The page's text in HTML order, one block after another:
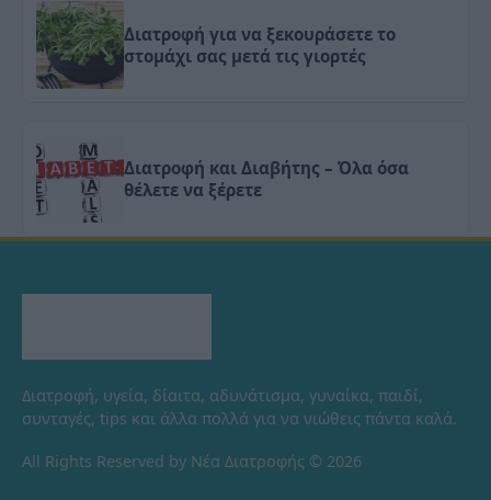
Διατροφή για να ξεκουράσετε το
στομάχι σας μετά τις γιορτές
Διατροφή και Διαβήτης – Όλα όσα
θέλετε να ξέρετε
Διατροφή, υγεία, δίαιτα, αδυνάτισμα, γυναίκα, παιδί,
συνταγές, tips και άλλα πολλά για να νιώθεις πάντα καλά.
All Rights Reserved by Νέα Διατροφής © 2026